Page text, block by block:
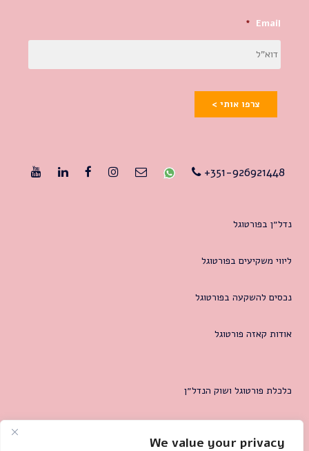
We value your privacy
Email
*
צרפו אותי >
351-926921448+
נדל״ן בפורטוגל
ליווי משקיעים בפורטוגל
נכסים להשקעה בפורטוגל
אודות קאזה פורטוגל
כלכלת פורטוגל ושוק הנדל״ן